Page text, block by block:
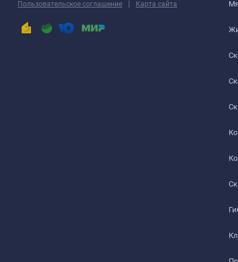
РАБОЧИЙ СТОЛ
ЖУРНАЛЬНЫЙ СТОЛ
Сразу после распаковки пленки может
Пользовательское соглашение | Карта сайта